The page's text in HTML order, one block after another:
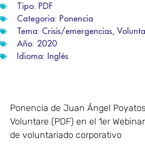
Tipo: PDF
Categoria: Ponencia
Tema: Crisis/emergencias,
Año: 2020
Idioma: Inglés
Ponencia de Juan Ángel
Voluntare (PDF) en el 1er
de voluntariado corporativo